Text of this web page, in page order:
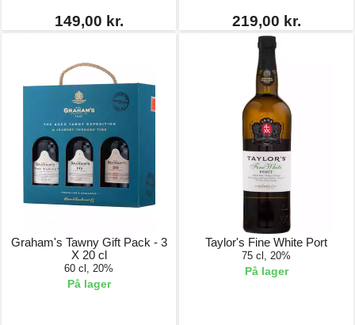
149,00 kr. 219,00 kr.
Graham's Tawny Gift Pack - 3
X 20 cl
60 cl, 20%
På lager
Taylor's Fine White Port
75 cl, 20%
På lager